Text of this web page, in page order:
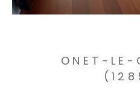
ONET-LE-